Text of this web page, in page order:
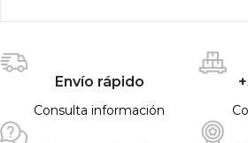
Envío rápido
Consulta información